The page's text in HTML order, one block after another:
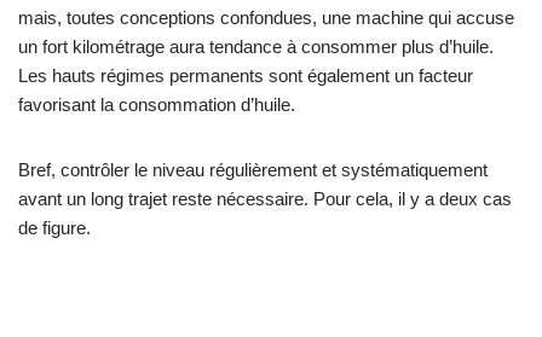
mais, toutes conceptions confondues, une machine qui accuse
un fort kilométrage aura tendance à consommer plus d’huile.
Les hauts régimes permanents sont également un facteur
favorisant la consommation d’huile.
Bref, contrôler le niveau régulièrement et systématiquement
avant un long trajet reste nécessaire. Pour cela, il y a deux cas
de figure.